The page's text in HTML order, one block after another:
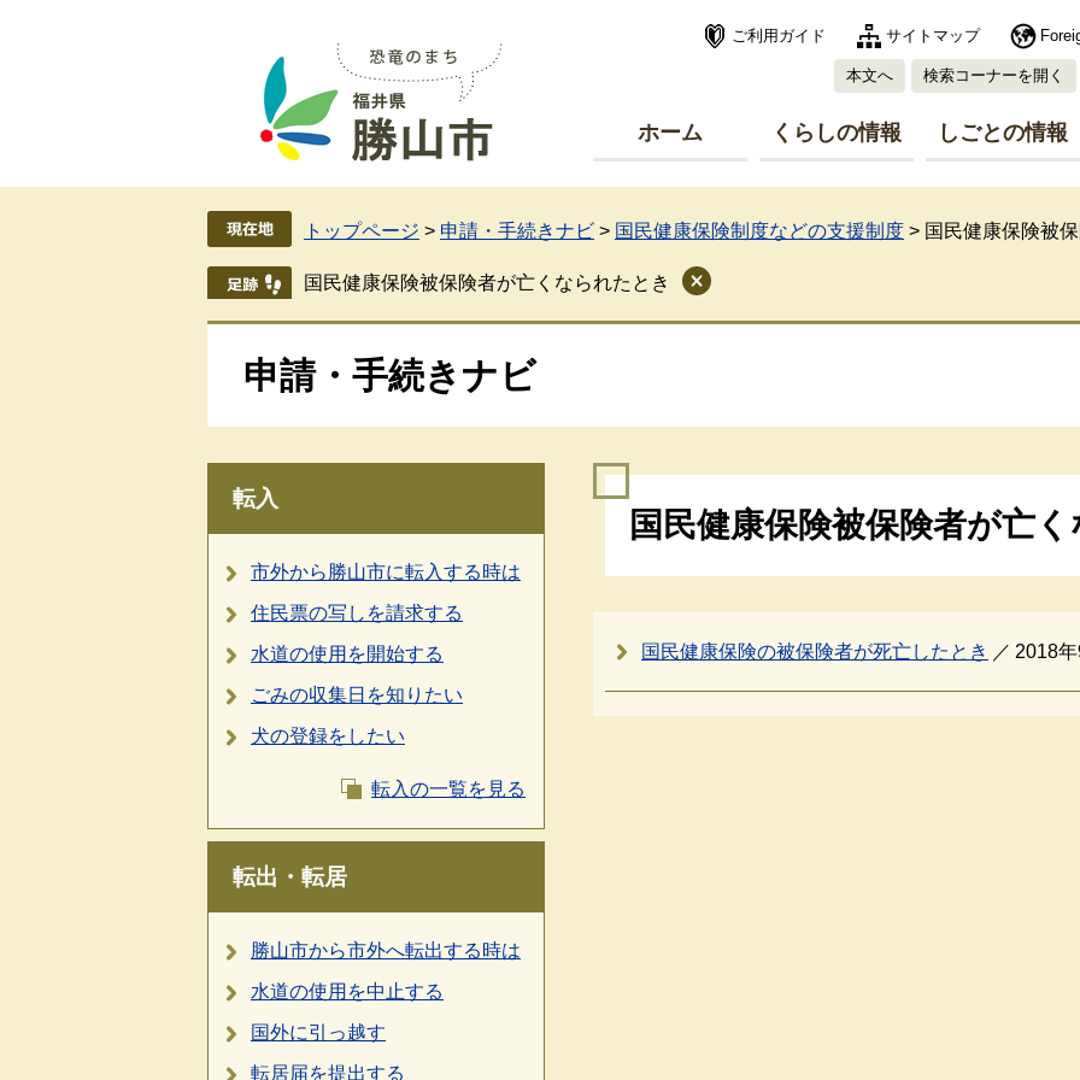
で
ば
ご利用ガイド サイトマップ
本文へ 検索コーナーを開く
ホーム くらしの情報 しごとの情報
トップページ > 申請・手続きナビ > 国民健康保険制度などの支援制度 > 国民健康保険被
国民健康保険被保険者が亡くなられたとき
申請・手続きナビ
転入
市外から勝山市に転入する時は
住民票の写しを請求する
水道の使用を開始する
ごみの収集日を知りたい
犬の登録をしたい
転入の一覧を見る
転出・転居
勝山市から市外へ転出する時は
水道の使用を中止する
国外に引っ越す
転居届を提出する
国民健康保険被保険者が亡
国民健康保険の被保険者が死亡したとき 2018